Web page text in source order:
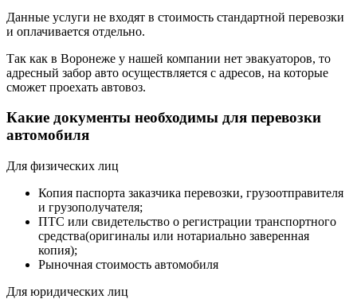
Данные услуги не входят в стоимость стандартной перевозки
и оплачивается отдельно.
Так как в Воронеже у нашей компании нет эвакуаторов, то
адресный забор авто осуществляется с адресов, на которые
сможет проехать автовоз.
Какие документы необходимы для перевозки
автомобиля
Для физических лиц
Копия паспорта заказчика перевозки, грузоотправителя
и грузополучателя;
ПТС или свидетельство о регистрации транспортного
средства(оригиналы или нотариально заверенная
копия);
Рыночная стоимость автомобиля
Для юридических лиц